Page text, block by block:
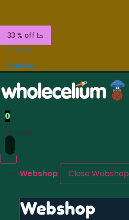
33 % off 📉
Om oss
Kontakta
0
Sök på
Webshop Close Webshop
Webshop